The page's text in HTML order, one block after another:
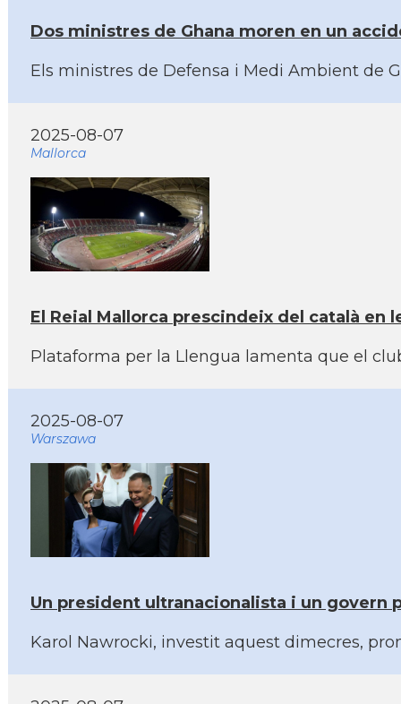
Dos ministres de Ghana moren en un
Els ministres de Defensa i Medi Ambient de
2025-08-07
Mallorca
El Reial Mallorca prescindeix del català en
Plataforma per la Llengua lamenta que el
2025-08-07
Warszawa
Un president ultranacionalista i un govern
Karol Nawrocki, investit aquest dimecres,